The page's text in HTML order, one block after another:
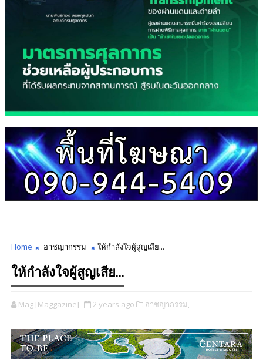
Home อาชญากรรม ให้กำลังใจผู้สูญเสีย...
ให้กำลังใจผู้สูญเสีย...
Mag [Maggazine] 2 years ago อาชญากรรม,